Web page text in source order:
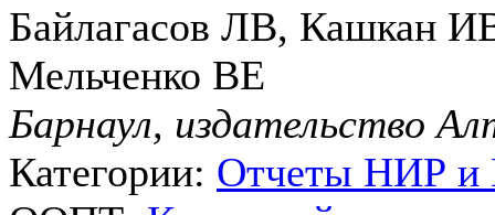
Байлагасов ЛВ, Кашкан
Мельченко ВЕ
Барнаул, издательство
Категории: Отчеты НИР